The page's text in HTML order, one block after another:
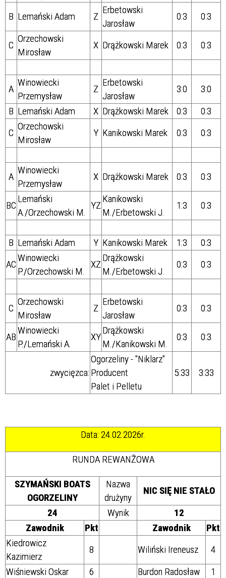
B Lemański Adam Z
Erbetowski
Jarosław
0:3 0:3
C
Orzechowski
Mirosław
X Drążkowski Marek 0:3 0:3
A
Winowiecki
Przemysław
Z
Erbetowski
Jarosław
3:0
3:0
B Lemański Adam X Drążkowski Marek 0:3
0:3
C
Orzechowski
Mirosław
Y Kanikowski Marek 0:3 0:3
A
Winowiecki
Przemysław
X Drążkowski Marek 0:3 0:3
BC
Lemański
A./Orzechowski M.
YZ
Kanikowski
M./Erbetowski J.
1:3 0:3
B Lemański Adam Y Kanikowski Marek 1:3
0:3
AC
Winowiecki
P./Orzechowski M.
XZ
Drążkowski
M./Erbetowski J.
0:3 0:3
C
Orzechowski
Mirosław
Z
Erbetowski
Jarosław
0:3 0:3
AB
Winowiecki
P./Lemański A.
XY
Drążkowski
M./Kanikowski M.
0:3 0:3
zwycięzca:
Ogorzeliny - "Niklarz"
Producent
Palet i Pelletu
5:33 3:33
Data: 24.02.2026r.
RUNDA REWANŻOWA
SZYMAŃSKI BOATS
OGORZELINY
Nazwa
drużyny
NIC SIĘ NIE STAŁO
24
Wynik
12
Zawodnik
Pkt Zawodnik
Pkt
Kiedrowicz
Kazimierz
8 Wiliński Ireneusz
4
Wiśniewski Oskar
6 Burdon Radosław
1